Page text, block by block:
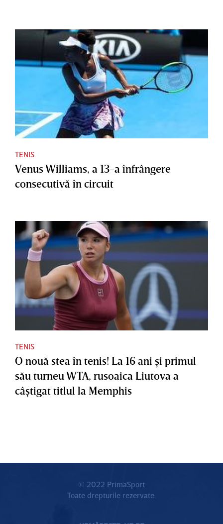
TENIS
Venus Williams, a 13-a înfrângere
consecutivă în circuit
TENIS
O nouă stea în tenis! La 16 ani şi primul
său turneu WTA, rusoaica Liutova a
câştigat titlul la Memphis
© 2022 PrimaSport
Toate drepturile rezervate.